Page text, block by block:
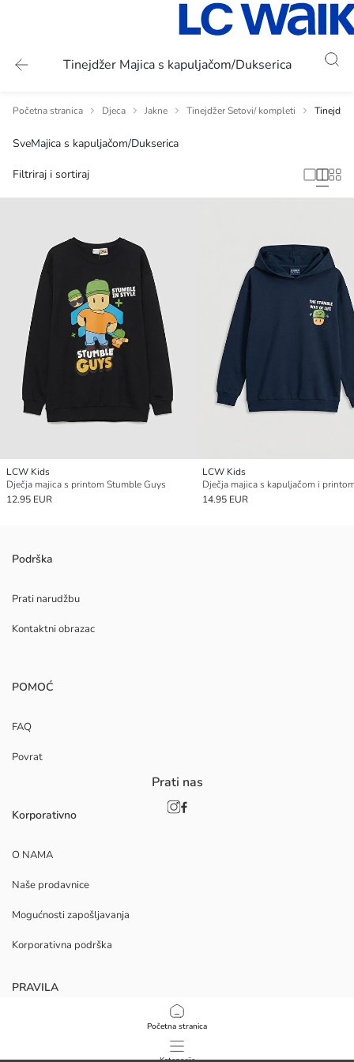
Tinejdžer Majica s kapuljačom/Dukserica
Početna stranica
Početna stranica Djeca Jakne Tinejdžer Setovi/ kompleti
SveMajica s kapuljačom/Dukserica
Filtriraj i sortiraj
LCW Kids
Dječja majica s printom Stumble Guys
12.95 EUR
LCW Kids
14.95 EUR
Podrška
Prati narudžbu
Kontaktni obrazac
POMOĆ
FAQ
Povrat
Korporativno
O NAMA
Naše prodavnice
Mogućnosti zapošljavanja
Korporativna podrška
PRAVILA
Politika privatnosti i sigurnosti podataka
Uvjeti korištenja
Prati nas